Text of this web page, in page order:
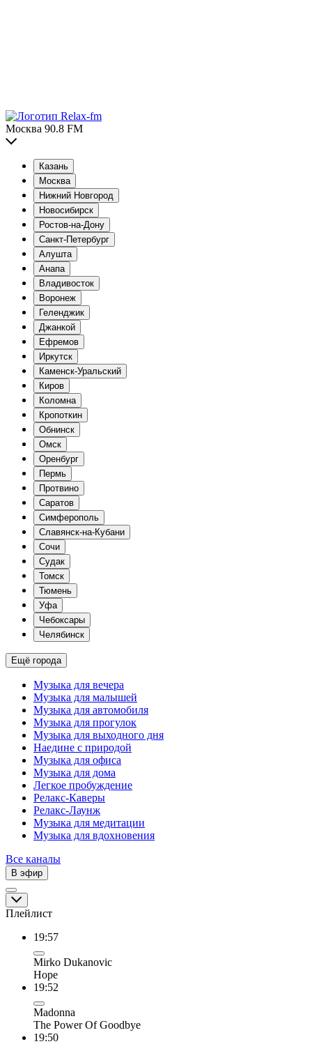
Москва 90.8 FM
Казань
Москва
Нижний Новгород
Новосибирск
Ростов-на-Дону
Санкт-Петербург
Алушта
Анапа
Владивосток
Воронеж
Геленджик
Джанкой
Ефремов
Иркутск
Каменск-Уральский
Киров
Коломна
Кропоткин
Обнинск
Омск
Оренбург
Пермь
Протвино
Саратов
Симферополь
Славянск-на-Кубани
Сочи
Судак
Томск
Тюмень
Уфа
Чебоксары
Челябинск
Ещё города
Музыка для вечера
Музыка для малышей
Музыка для автомобиля
Музыка для прогулок
Музыка для выходного дня
Наедине с природой
Музыка для офиса
Музыка для дома
Легкое пробуждение
Релакс-Каверы
Релакс-Лаунж
Музыка для медитации
Музыка для вдохновения
Все каналы
В эфир
Плейлист
19:57
Mirko Dukanovic
Hope
19:52
Madonna
The Power Of Goodbye
19:50